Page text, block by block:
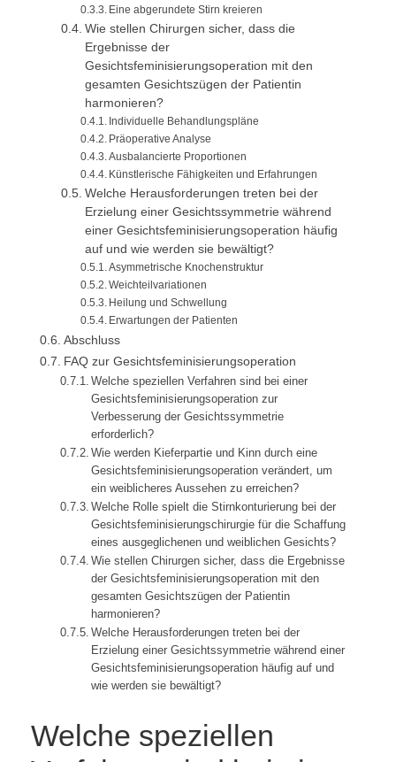
Eine abgerundete Stirn kreieren
Wie stellen Chirurgen sicher, dass die
Ergebnisse der
Gesichtsfeminisierungsoperation mit den
gesamten Gesichtszügen der Patientin
harmonieren?
Individuelle Behandlungspläne
Präoperative Analyse
Ausbalancierte Proportionen
Künstlerische Fähigkeiten und Erfahrungen
Welche Herausforderungen treten bei der
Erzielung einer Gesichtssymmetrie während
einer Gesichtsfeminisierungsoperation häufig
auf und wie werden sie bewältigt?
Asymmetrische Knochenstruktur
Weichteilvariationen
Heilung und Schwellung
Erwartungen der Patienten
Abschluss
FAQ zur Gesichtsfeminisierungsoperation
Welche speziellen Verfahren sind bei einer
Gesichtsfeminisierungsoperation zur
Verbesserung der Gesichtssymmetrie
erforderlich?
Wie werden Kieferpartie und Kinn durch eine
Gesichtsfeminisierungsoperation verändert, um
ein weiblicheres Aussehen zu erreichen?
Welche Rolle spielt die Stirnkonturierung bei der
Gesichtsfeminisierungschirurgie für die Schaffung
eines ausgeglichenen und weiblichen Gesichts?
Wie stellen Chirurgen sicher, dass die Ergebnisse
der Gesichtsfeminisierungsoperation mit den
gesamten Gesichtszügen der Patientin
harmonieren?
Welche Herausforderungen treten bei der
Erzielung einer Gesichtssymmetrie während einer
Gesichtsfeminisierungsoperation häufig auf und
wie werden sie bewältigt?
Welche speziellen